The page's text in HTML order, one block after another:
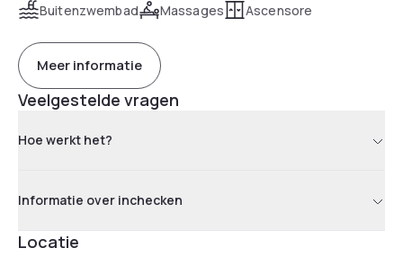
Buitenzwembad
Massages Ascensore
Meer informatie
Veelgestelde vragen
Hoe werkt het?
Informatie over inchecken
Locatie